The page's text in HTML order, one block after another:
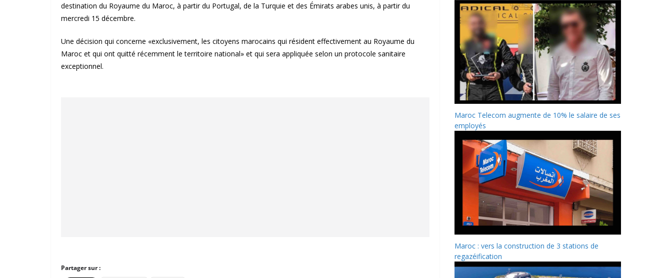
destination du Royaume du Maroc, à partir du Portugal, de la Turquie et des Émirats arabes unis, à partir du
mercredi 15 décembre.
Une décision qui concerne «exclusivement, les citoyens marocains qui résident effectivement au Royaume du
Maroc et qui ont quitté récemment le territoire national» et qui sera appliquée selon un protocole sanitaire
exceptionnel.
Partager sur :
Maroc Telecom augmente de 10% le salaire de ses
employés
Maroc : vers la construction de 3 stations de
regazéification